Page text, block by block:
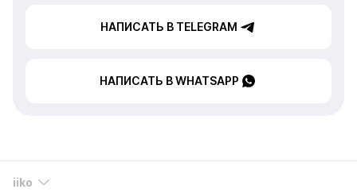
НАПИСАТЬ В TELEGRAM
НАПИСАТЬ В WHATSAPP
iiko